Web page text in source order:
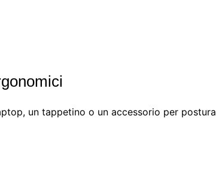
un tappetino o un accessorio per postura